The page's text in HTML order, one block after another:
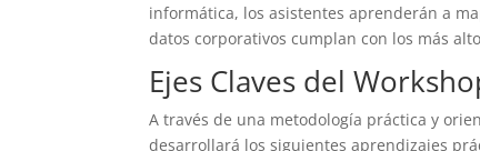
informática, los asistentes aprenderán a
datos corporativos cumplan con los más
Ejes Claves del
A través de una metodología práctica y
desarrollará los siguientes aprendizajes